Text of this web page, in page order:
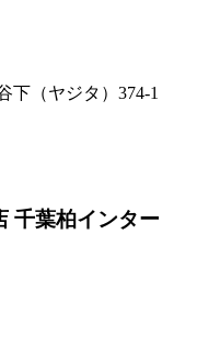
下（ヤジタ）374-1
千葉柏インター